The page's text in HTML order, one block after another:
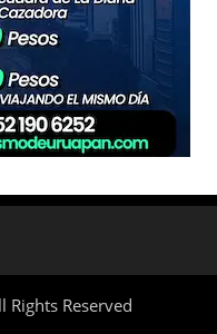
Reserved